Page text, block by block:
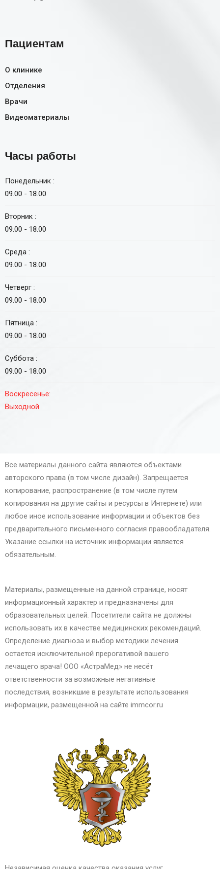
Пациентам
О клинике
Отделения
Врачи
Видеоматериалы
Часы работы
Понедельник :
09.00 - 18.00
Вторник :
09.00 - 18.00
Среда :
09.00 - 18.00
Четверг :
09.00 - 18.00
Пятница :
09.00 - 18.00
Суббота :
09.00 - 18.00
Воскресенье:
Выходной
Все материалы данного сайта являются объектами
авторского права (в том числе дизайн). Запрещается
копирование, распространение (в том числе путем
копирования на другие сайты и ресурсы в Интернете) или
любое иное использование информации и объектов без
предварительного письменного согласия правообладателя.
Указание ссылки на источник информации является
обязательным.
Материалы, размещенные на данной странице, носят
информационный характер и предназначены для
образовательных целей. Посетители сайта не должны
использовать их в качестве медицинских рекомендаций.
Определение диагноза и выбор методики лечения
остается исключительной прерогативой вашего
лечащего врача! ООО «АстраМед» не несёт
ответственности за возможные негативные
последствия, возникшие в результате использования
информации, размещенной на сайте immcor.ru